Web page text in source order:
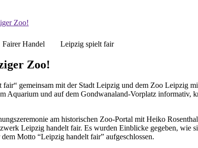
Zoo!
Fairer Handel Leipzig spielt fair
Zoo!
gemeinsam mit der Stadt Leipzig und dem Zoo Leipzig
Aquarium und auf dem Gondwanaland-Vorplatz
am historischen Zoo-Portal mit Heiko
Leipzig handelt fair. Es wurden Einblicke gegeben, wie
Motto “Leipzig handelt fair” aufgeschlossen.